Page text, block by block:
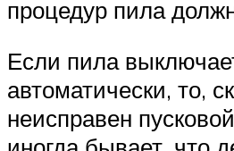
процедур пила
Если пила
автоматически, то,
неисправен